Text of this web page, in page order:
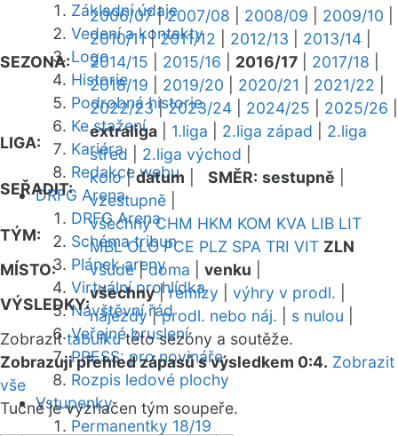
Základní údaje
Vedení a kontakty
Logo
Historie
Podrobná historie
Ke stažení
Kariéra
Redakce webu
DRFG Arena
DRFG Arena
Schéma tribun
Plánek areny
Virtuální prohlídka
Návštěvní řád
Veřejné bruslení
PRESS: pro novináře
Rozpis ledové plochy
Vstupenky
Permanentky 18/19
SEZONA:
2006/07|2007/08 2008/09 2009/10
2010/11|2011/12 2012/13 2013/14
2014/15
2015/16 2016/17 2017/18
2018/19
2019/20 2020/21 2021/22
2022/23|2023/24 2024/25 2025/26
LIGA:
extraliga 1.liga 2.liga západ
2.liga
střed
2.liga východ
SEŘADIT:
kolo|datum SMĚR: sestupně
vzestupně
TÝM:
všechny CHM HKM KOM KVA LIB LIT
MBL OLO PCE PLZ SPA TRI VIT ZLN
MÍSTO:
všude|doma venku
VÝSLEDKY:
všechny|remízy výhry v prodl.
nájezdy|prodl. nebo náj. s nulou
Zobrazittabulkutéto sezóny a soutěže.
Zobrazuji přehled zápasů s výsledkem 0:4. Zobrazit
vše
Tučně je vyznačen tým soupeře.